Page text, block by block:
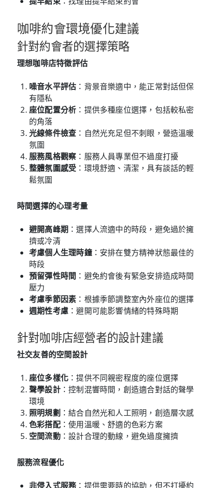
咖啡約會環境優化建議
針對約會者的選擇策略
理想咖啡店特徵評估
噪音水平評估 ：背景音樂適中，能正常對話但保
有隱私
座位配置分析 ：提供多種座位選擇，包括較私密
的角落
光線條件檢查 ：自然光充足但不刺眼，營造溫暖
氛圍
服務風格觀察 ：服務人員專業但不過度打擾
整體氛圍感受 ：環境舒適、清潔，具有談話的輕
鬆氛圍
時間選擇的心理考量
避開高峰期 ：選擇人流適中的時段，避免過於擁
擠或冷清
考慮個人生理時鐘：安排在雙方精神狀態最佳的
時段
預留彈性時間 ：避免約會後有緊急安排造成時間
壓力
考慮季節因素 ：根據季節調整室內外座位的選擇
週期性考慮 ：避開可能影響情緒的特殊時期
針對咖啡店經營者的設計建議
社交友善的空間設計
座位多樣化 ：提供不同親密程度的座位選擇
聲學設計：控制混響時間，創造適合對話的聲學
環境
照明規劃 ：結合自然光和人工照明，創造層次感
色彩搭配：使用溫暖、舒適的色彩方案
空間流動：設計合理的動線，避免過度擁擠
服務流程優化
非侵入式服務：提供需要時的協助，但不打擾約